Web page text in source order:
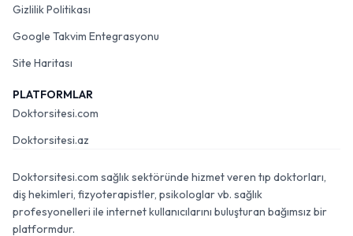
Gizlilik Politikası
Google Takvim Entegrasyonu
Site Haritası
PLATFORMLAR
Doktorsitesi.com
Doktorsitesi.az
Doktorsitesi.com sağlık sektöründe hizmet veren tıp doktorları,
diş hekimleri, fizyoterapistler, psikologlar vb. sağlık
profesyonelleri ile internet kullanıcılarını buluşturan bağımsız bir
platformdur.